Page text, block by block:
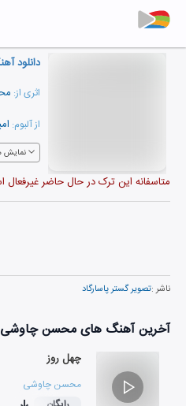
دانلود
اثری از:
از آلبوم:
نمایش
متاسفانه این ترک در حال حاضر
ناشر :تصویر گستر پاسارگاد
آخرین آهنگ های محسن چاوشی
چهل روز
محسن چاوشی